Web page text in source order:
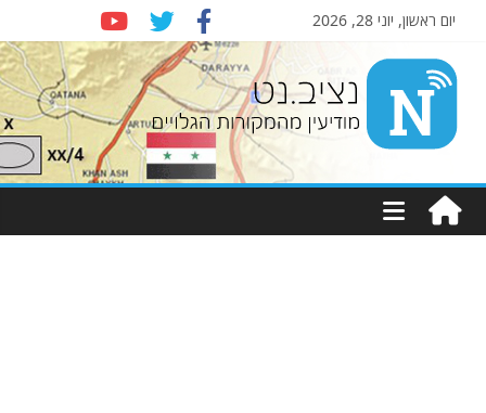
יום ראשון, יוני 28, 2026
Nziv.net
מודיעין
מהמקורות